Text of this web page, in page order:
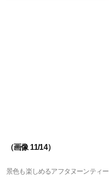
（画像 11/14）
景色も楽しめるアフタヌーンティー